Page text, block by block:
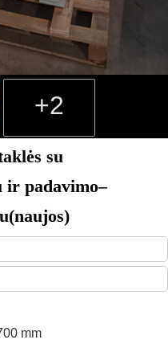
+2
su
ir padavimo–
mm